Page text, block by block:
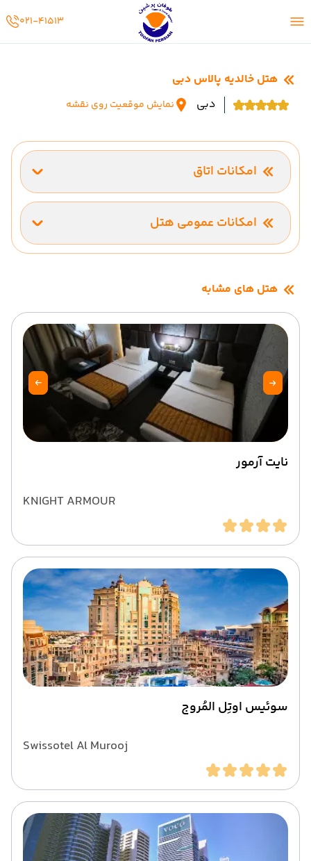
021-41513
هتل خالدیه پالاس دبی
دبی
نمایش موقعیت روی نقشه
امکانات اتاق
تهویه مطبوع (اسپلیت)
امکانات عمومی هتل
ترانسفر فرودگاهی
هتل های مشابه
نایت آرمور
KNIGHT ARMOUR
سوئیس اوتِل المُروج
Swissotel Al Murooj
02141513